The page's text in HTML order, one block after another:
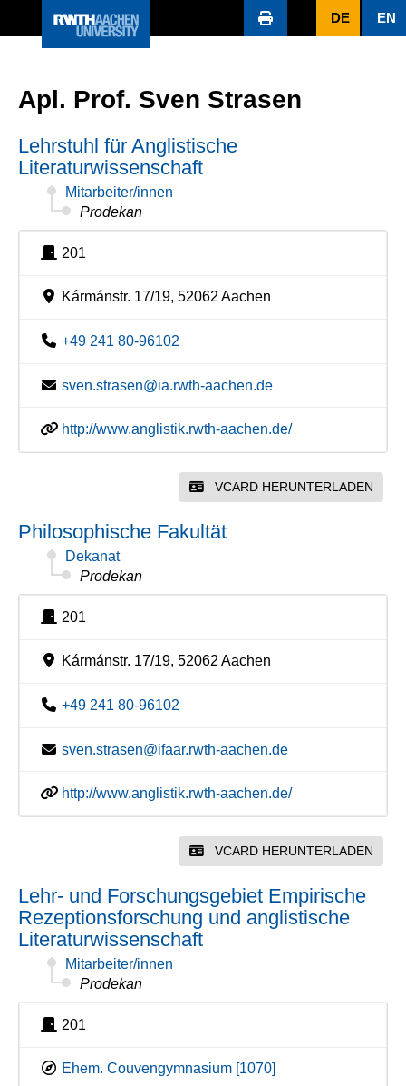
DE EN
Apl. Prof. Sven Strasen
Lehrstuhl für Anglistische
Literaturwissenschaft
Mitarbeiter/innen
Prodekan
201
Kármánstr. 17/19, 52062 Aachen
+49 241 80-96102
sven.strasen@ia.rwth-aachen.de
http://www.anglistik.rwth-aachen.de/
VCARD HERUNTERLADEN
Philosophische Fakultät
Dekanat
Prodekan
201
Kármánstr. 17/19, 52062 Aachen
+49 241 80-96102
sven.strasen@ifaar.rwth-aachen.de
http://www.anglistik.rwth-aachen.de/
VCARD HERUNTERLADEN
Lehr- und Forschungsgebiet Empirische
Rezeptionsforschung und anglistische
Literaturwissenschaft
Mitarbeiter/innen
Prodekan
201
Ehem. Couvengymnasium [1070]